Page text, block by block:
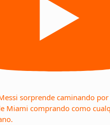
sorprende caminando por
Miami comprando como